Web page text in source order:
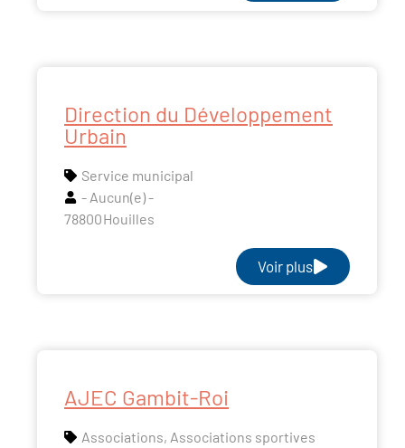
Direction du Développement
Urbain
Service municipal
- Aucun(e) -
78800Houilles
Voir plus
AJEC Gambit-Roi
Associations, Associations sportives